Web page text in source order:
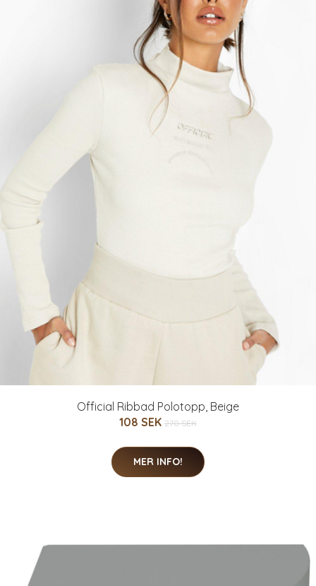
Official Ribbad Polotopp, Beige
108 SEK 270 SEK
MER INFO!